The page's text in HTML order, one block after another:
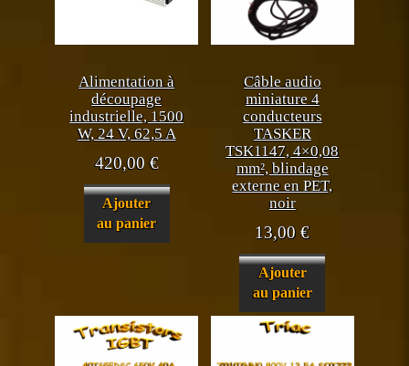
Alimentation à
découpage
industrielle, 1500
W, 24 V, 62,5 A
420,00€
Ajouter
au panier
Câble audio
miniature 4
conducteurs
TASKER
TSK1147, 4×0,08
mm², blindage
externe en PET,
noir
13,00€
Ajouter
au panier